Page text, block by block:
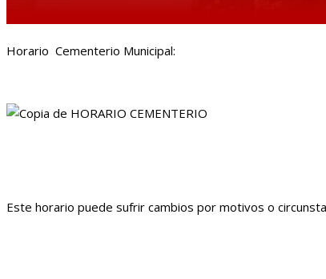
Horario Cementerio Municipal:
Este horario puede sufrir cambios por motivos o